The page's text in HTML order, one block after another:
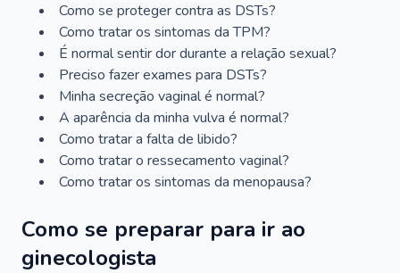
Como se proteger contra as DSTs?
Como tratar os sintomas da TPM?
É normal sentir dor durante a relação sexual?
Preciso fazer exames para DSTs?
Minha secreção vaginal é normal?
A aparência da minha vulva é normal?
Como tratar a falta de libido?
Como tratar o ressecamento vaginal?
Como tratar os sintomas da menopausa?
Como se preparar para ir ao
ginecologista